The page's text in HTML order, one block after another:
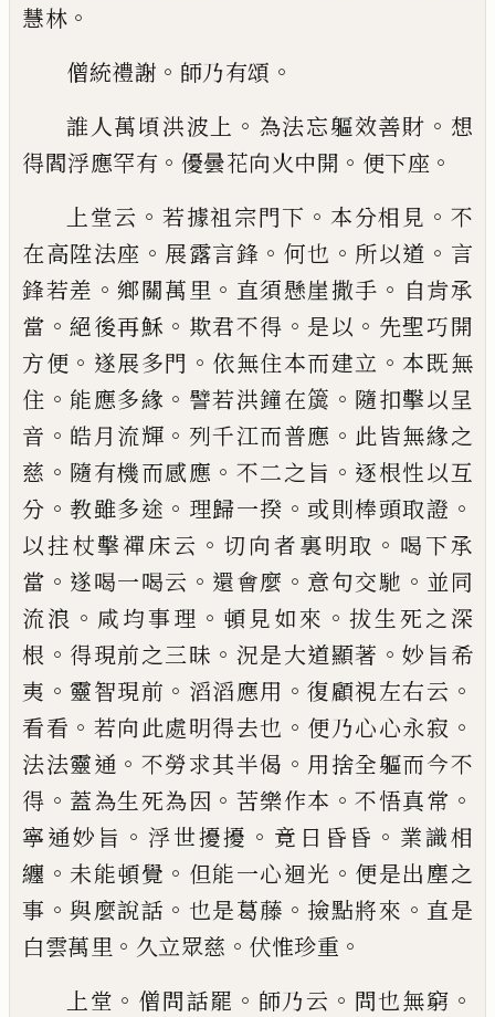
慧林 。
僧統禮謝 。 師乃有頌 。
誰人萬頃洪波上 。 為法忘軀效善財 。 想
得閻浮應罕有 。 優曇花向火中開 。 便下座 。
上堂云 。 若據祖宗門下 。 本分相見 。 不
在高陞法座 。 展露言鋒 。 何也 。 所以道 。 言
鋒若差 。 鄉關萬里 。 直須懸崖撒手 。 自肯承
當 。絕後再穌 。 欺君不得 。 是以 。 先聖巧開
方便 。 遂展多門 。 依無住本而建立 。本既無
住 。 能應多緣 。 譬若洪鐘在簴 。 隨扣擊以呈
音 。 皓月流輝 。 列千江而普應 。 此皆無緣之
慈 。 隨有機而感應 。 不二之旨 。 逐根性以互
分 。教雖多途 。 理歸一揆 。 或則棒頭取證 。
以拄杖擊禪床云 。 切向者裏明取 。 喝下承
當 。 遂喝一喝云 。 還會麼 。 意句交馳 。 並同
流浪 。 咸均事理 。 頓見如來 。拔生死之深
根 。 得現前之三昧 。 況是大道顯著 。妙旨希
夷 。靈智現前 。 滔滔應用 。復顧視左右云 。
看看 。 若向此處明得去也 。 便乃心心永寂 。
法法靈通 。 不勞求其半偈 。 用捨全軀而今不
得 。 蓋為生死為因 。 苦樂作本 。不悟真常 。
寧通妙旨 。 浮世擾擾 。 竟日昏昏 。 業識相
纏 。 未能頓覺 。 但能一心迴光 。 便是出塵之
事 。與麼說話 。 也是葛藤 。 撿點將來 。 直是
白雲萬里 。 久立眾慈 。 伏惟珍重 。
上堂 。 僧問話罷 。 師乃云 。 問也無窮 。